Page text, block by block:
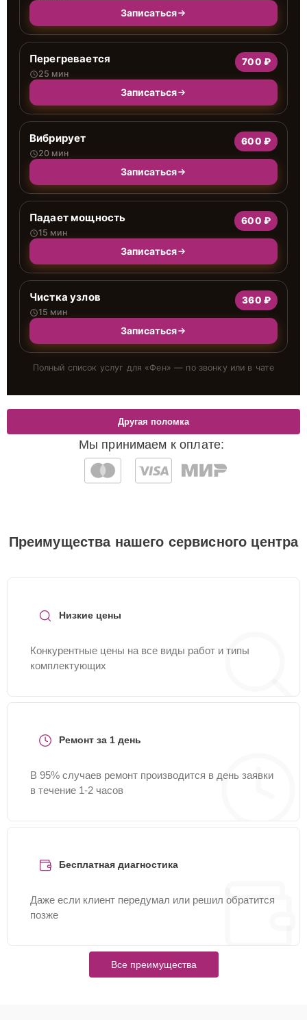
Записаться
Перегревается
25 мин
700 ₽
Записаться
Вибрирует
20 мин
600 ₽
Записаться
Падает мощность
15 мин
600 ₽
Записаться
Чистка узлов
15 мин
360 ₽
Записаться
Полный список услуг для «Фен» — по звонку или в чате
Мы принимаем к оплате:
Другая поломка
Преимущества нашего сервисного центра
Низкие цены
Конкурентные цены на все виды работ и типы
комплектующих
Ремонт за 1 день
В 95% случаев ремонт производится в день заявки
в течение 1-2 часов
Бесплатная диагностика
Даже если клиент передумал или решил обратится
позже
Все преимущества